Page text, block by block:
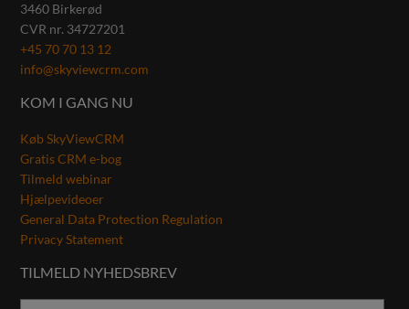
3460 Birkerød
CVR nr. 34727201
+45 70 70 13 12
info@skyviewcrm.com
KOM I GANG NU
Køb SkyViewCRM
Gratis CRM e-bog
Tilmeld webinar
Hjælpevideoer
General Data Protection Regulation
Privacy Statement
TILMELD NYHEDSBREV